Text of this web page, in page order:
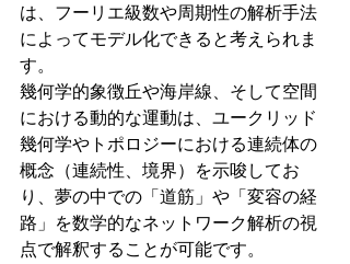
は、フーリエ級数や周期性の解析手法
によってモデル化できると考えられま
す。
幾何学的象徴丘や海岸線、そして空間
における動的な運動は、ユークリッド
幾何学やトポロジーにおける連続体の
概念（連続性、境界）を示唆してお
り、夢の中での「道筋」や「変容の経
路」を数学的なネットワーク解析の視
点で解釈することが可能です。